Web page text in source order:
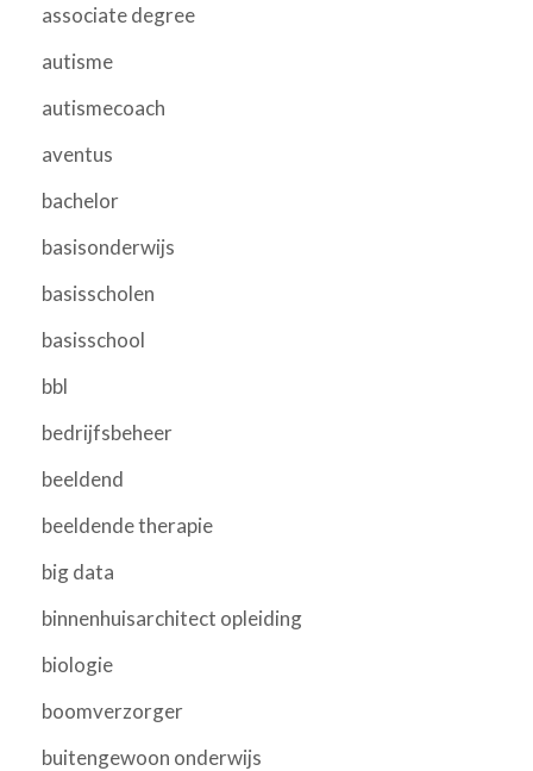
associate degree
autisme
autismecoach
aventus
bachelor
basisonderwijs
basisscholen
basisschool
bbl
bedrijfsbeheer
beeldend
beeldende therapie
big data
binnenhuisarchitect opleiding
biologie
boomverzorger
buitengewoon onderwijs